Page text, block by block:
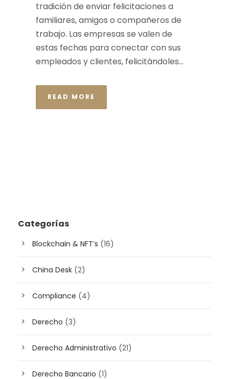
tradición de enviar felicitaciones a
familiares, amigos o compañeros de
trabajo. Las empresas se valen de
estas fechas para conectar con sus
empleados y clientes, felicitándoles...
READ MORE
Categorías
Blockchain & NFT’s (16)
China Desk (2)
Compliance (4)
Derecho (3)
Derecho Administrativo (21)
Derecho Bancario (1)